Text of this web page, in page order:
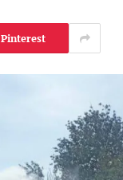
Pinterest